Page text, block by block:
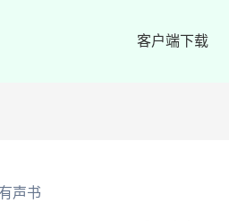
客户端下载
声书